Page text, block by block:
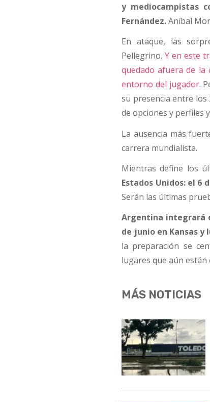
y mediocampistas
Fernández.Aníbal
En ataque, las
Pellegrino.Y en este
quedado afuera de la
entorno del jugador.
su presencia entre los
de opciones y perfiles
La ausencia más
carrera mundialista.
Mientras define los
Estados Unidos: el 6
Serán las últimas
Argentina integrará
de junio en Kansas y
la preparación se
lugares que aún están
MÁS NOTICIAS